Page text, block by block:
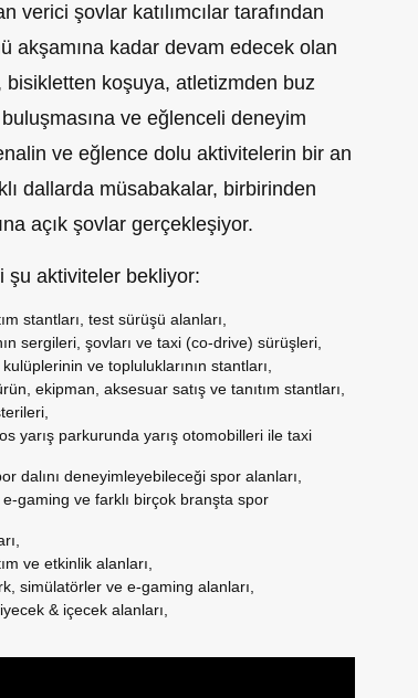
şovlar katılımcılar tarafından
akşamına kadar devam edecek olan
koşuya, atletizmden buz
ve eğlenceli deneyim
ve eğlence dolu aktivitelerin bir an
dallarda müsabakalar, birbirinden
açık şovlar gerçekleşiyor.
şu aktiviteler bekliyor:
stantları, test sürüşü alanları,
sergileri, şovları ve taxi (co-drive) sürüşleri,
ve topluluklarının stantları,
ekipman, aksesuar satış ve tanıtım stantları,
yarış parkurunda yarış otomobilleri ile taxi
dalını deneyimleyebileceği spor alanları,
gaming ve farklı birçok branşta spor
ve etkinlik alanları,
simülatörler ve e-gaming alanları,
& içecek alanları,